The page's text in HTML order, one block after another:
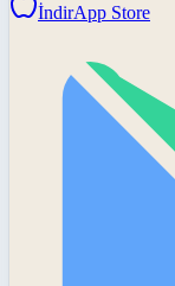
İndirApp Store